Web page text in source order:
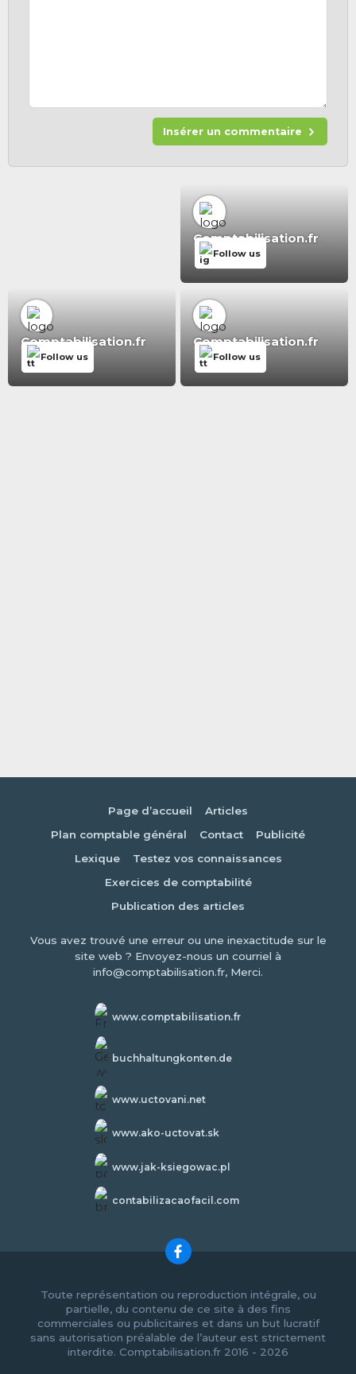
Insérer un commentaire
Comptabilisation.fr
Follow us
Comptabilisation.fr
Follow us
Comptabilisation.fr
Follow us
Page d’accueil
Articles
Plan comptable général
Contact
Publicité
Lexique
Testez vos connaissances
Exercices de comptabilité
Publication des articles
Vous avez trouvé une erreur ou une inexactitude sur le
site web ? Envoyez-nous un courriel à
info@comptabilisation.fr, Merci.
www.comptabilisation.fr
buchhaltungkonten.de
www.uctovani.net
www.ako-uctovat.sk
www.jak-ksiegowac.pl
contabilizacaofacil.com
Toute représentation ou reproduction intégrale, ou
partielle, du contenu de ce site à des fins
commerciales ou publicitaires et dans un but lucratif
sans autorisation préalable de l’auteur est strictement
interdite. Comptabilisation.fr 2016 - 2026